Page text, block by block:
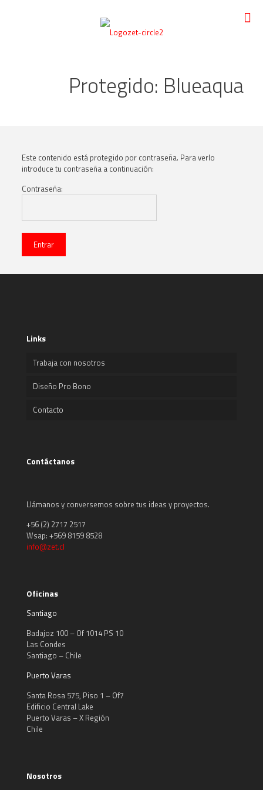
Protegido: Blueaqua
Este contenido está protegido por contraseña. Para verlo
introduce tu contraseña a continuación:
Contraseña:
Links
Trabaja con nosotros
Diseño Pro Bono
Contacto
Contáctanos
Llámanos y conversemos sobre tus ideas y proyectos.
+56 (2) 2717 2517
Wsap: +569 8159 8528
info@zet.cl
Oficinas
Santiago
Badajoz 100 – Of 1014 PS 10
Las Condes
Santiago – Chile
Puerto Varas
Santa Rosa 575, Piso 1 – Of7
Edificio Central Lake
Puerto Varas – X Región
Chile
Nosotros